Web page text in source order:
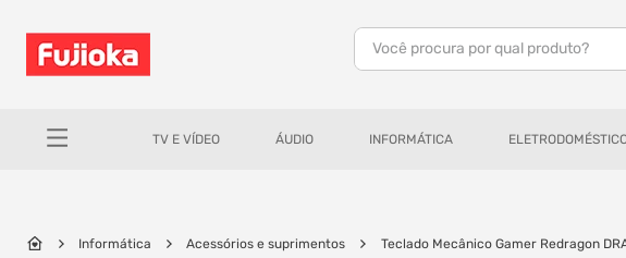
Você procura por qual produto?
TV E VÍDEO ÁUDIO INFORMÁTICA
Informática Acessórios e suprimentos Teclado Mecânico Gamer Redragon
4º
gamer